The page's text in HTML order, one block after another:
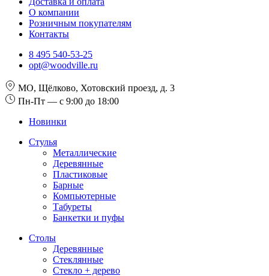
О компании
Розничным покупателям
Контакты
8 495 540-53-25
opt@woodville.ru
МО, Щёлково, Хотовский проезд, д. 3
Пн-Пт — с 9:00 до 18:00
Новинки
Стулья
Металлические
Деревянные
Пластиковые
Барные
Компьютерные
Табуреты
Банкетки и пуфы
Столы
Деревянные
Стеклянные
Стекло + дерево